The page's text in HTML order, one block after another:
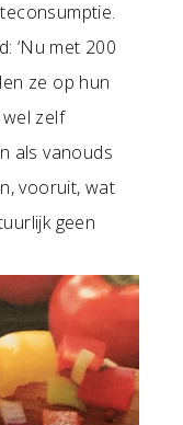
‘Nu met 200
ze op hun
zelf
als vanouds
vooruit, wat
geen